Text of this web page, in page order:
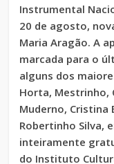
Instrumental
20 de agosto,
Maria Aragão. A
marcada para o
alguns dos
Horta, Mestrinho,
Muderno, Cristina
Robertinho Silva,
inteiramente
do Instituto